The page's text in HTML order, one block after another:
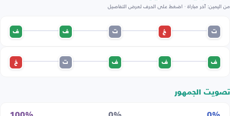
من اليمين: آخر مباراة · اضغط على الحرف لعرض التفاصيل
ت خ ت ف ف
ف ف ف ت خ
تصويت الجمهور